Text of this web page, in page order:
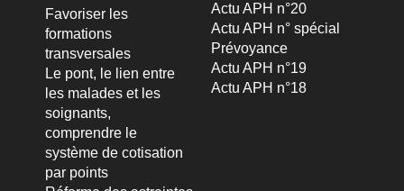
Favoriser les
formations
transversales
Le pont, le lien entre
les malades et les
soignants,
comprendre le
système de cotisation
par points
Actu APH n°20
Actu APH n° spécial
Prévoyance
Actu APH n°19
Actu APH n°18